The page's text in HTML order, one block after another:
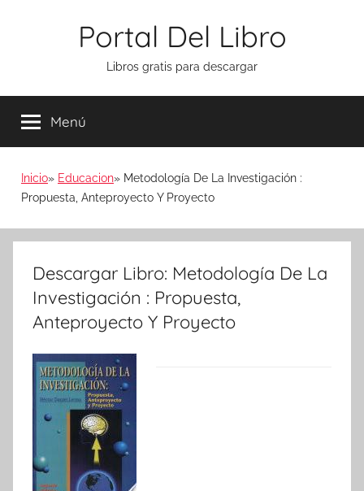
Portal Del Libro
Libros gratis para descargar
Menú
Inicio Educacion
Metodología De La Investigación :
Propuesta, Anteproyecto Y Proyecto
Descargar Libro: Metodología De La
Investigación : Propuesta,
Anteproyecto Y Proyecto